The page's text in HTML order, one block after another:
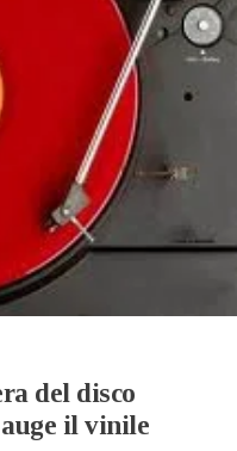
del disco
il vinile